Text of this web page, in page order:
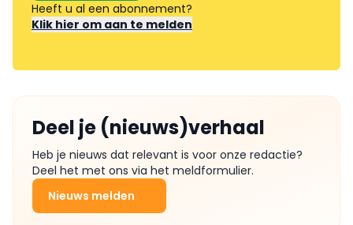
Heeft u al een abonnement?
Klik hier om aan te melden
Deel je (nieuws)verhaal
Heb je nieuws dat relevant is voor onze redactie?
Deel het met ons via het meldformulier.
Nieuws melden